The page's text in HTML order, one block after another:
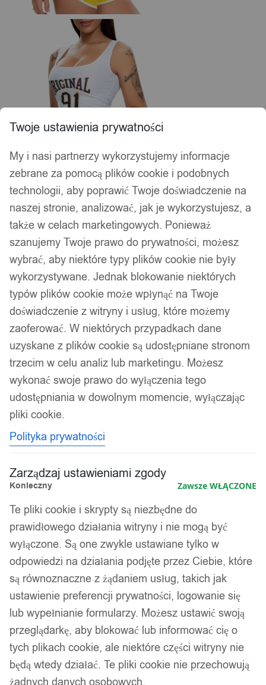
Twoje ustawienia prywatności
My i nasi partnerzy wykorzystujemy informacje
zebrane za pomocą plików cookie i podobnych
technologii, aby poprawić Twoje doświadczenie na
naszej stronie, analizować, jak je wykorzystujesz, a
także w celach marketingowych. Ponieważ
szanujemy Twoje prawo do prywatności, możesz
wybrać, aby niektóre typy plików cookie nie były
wykorzystywane. Jednak blokowanie niektórych
typów plików cookie może wpłynąć na Twoje
doświadczenie z witryny i usług, które możemy
zaoferować. W niektórych przypadkach dane
uzyskane z plików cookie są udostępniane stronom
trzecim w celu analiz lub marketingu. Możesz
wykonać swoje prawo do wyłączenia tego
udostępniania w dowolnym momencie, wyłączając
pliki cookie.
Polityka prywatności
Zarządzaj ustawieniami zgody
Konieczny Zawsze WŁĄCZONE
Te pliki cookie i skrypty są niezbędne do
prawidłowego działania witryny i nie mogą być
wyłączone. Są one zwykle ustawiane tylko w
odpowiedzi na działania podjęte przez Ciebie, które
są równoznaczne z żądaniem usług, takich jak
ustawienie preferencji prywatności, logowanie się
lub wypełnianie formularzy. Możesz ustawić swoją
przeglądarkę, aby blokować lub informować cię o
tych plikach cookie, ale niektóre części witryny nie
będą wtedy działać. Te pliki cookie nie przechowują